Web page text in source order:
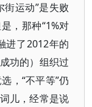
街运动”是失败
，那种“1%对
进了2012年的
功的）组织过
，“不平等”仍
儿，经常是说